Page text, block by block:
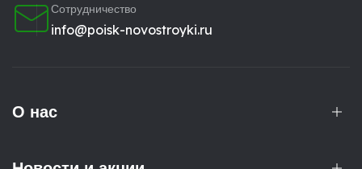
Сотрудничество
info@poisk-novostroyki.ru
О нас